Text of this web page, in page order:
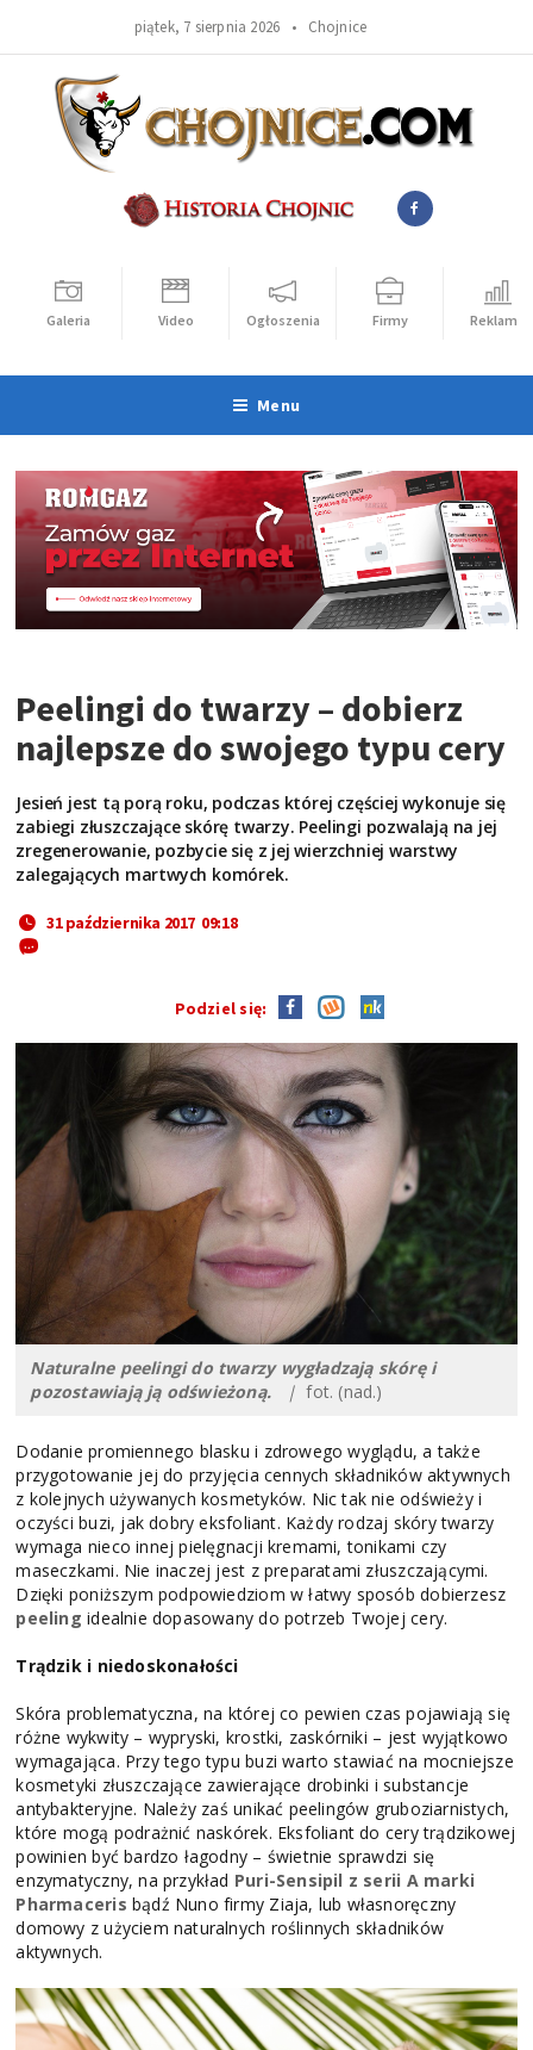
piątek, 7 sierpnia 2026 • Chojnice
Galeria Video Ogłoszenia Firmy Reklama
Menu
Peelingi do twarzy – dobierz
najlepsze do swojego typu cery
Jesień jest tą porą roku, podczas której częściej wykonuje się
zabiegi złuszczające skórę twarzy. Peelingi pozwalają na jej
zregenerowanie, pozbycie się z jej wierzchniej warstwy
zalegających martwych komórek.
31 października 2017 09:18
Podziel się:
Naturalne peelingi do twarzy wygładzają skórę i
pozostawiają ją odświeżoną. | fot. (nad.)
Dodanie promiennego blasku i zdrowego wyglądu, a także
przygotowanie jej do przyjęcia cennych składników aktywnych
z kolejnych używanych kosmetyków. Nic tak nie odświeży i
oczyści buzi, jak dobry eksfoliant. Każdy rodzaj skóry twarzy
wymaga nieco innej pielęgnacji kremami, tonikami czy
maseczkami. Nie inaczej jest z preparatami złuszczającymi.
Dzięki poniższym podpowiedziom w łatwy sposób dobierzesz
peeling idealnie dopasowany do potrzeb Twojej cery.
Trądzik i niedoskonałości
Skóra problematyczna, na której co pewien czas pojawiają się
różne wykwity – wypryski, krostki, zaskórniki – jest wyjątkowo
wymagająca. Przy tego typu buzi warto stawiać na mocniejsze
kosmetyki złuszczające zawierające drobinki i substancje
antybakteryjne. Należy zaś unikać peelingów gruboziarnistych,
które mogą podrażnić naskórek. Eksfoliant do cery trądzikowej
powinien być bardzo łagodny – świetnie sprawdzi się
enzymatyczny, na przykład Puri-Sensipil z serii A marki
Pharmaceris bądź Nuno firmy Ziaja, lub własnoręczny
domowy z użyciem naturalnych roślinnych składników
aktywnych.